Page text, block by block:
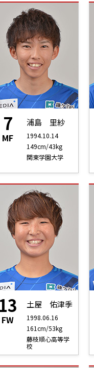
7
MF
浦島 里紗
1994.10.14
149cm/43kg
関東学園大学
13
FW
土屋 佑津季
1998.06.16
161cm/53kg
藤枝順心高等学
校